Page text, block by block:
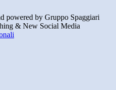
powered by Gruppo Spaggiari
& New Social Media